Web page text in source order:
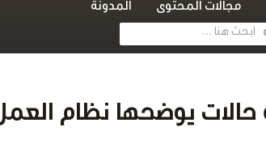
مجالات المحتوى المدونة